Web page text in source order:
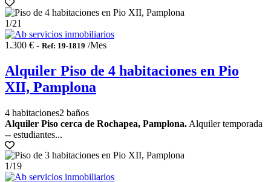
1/21
1.300 € - Ref: 19-1819 /Mes
Alquiler Piso de 4 habitaciones en Pio
XII, Pamplona
4 habitaciones2 baños
Alquiler Piso cerca de Rochapea, Pamplona. Alquiler temporada
-- estudiantes...
1/19